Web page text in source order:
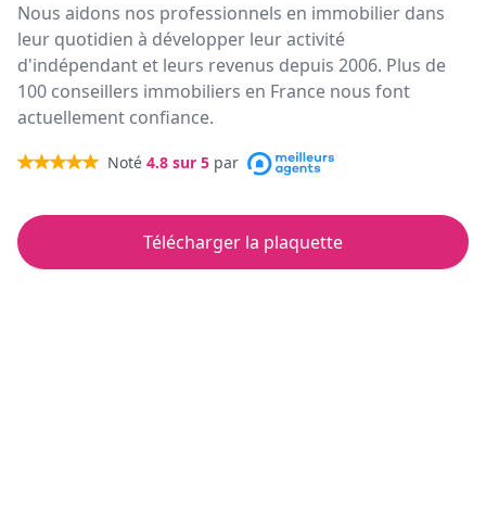
Nous aidons nos professionnels en immobilier dans
leur quotidien à développer leur activité
d'indépendant et leurs revenus depuis 2006. Plus de
100 conseillers immobiliers en France nous font
actuellement confiance.
Noté 4.8 sur 5 par
Télécharger la plaquette